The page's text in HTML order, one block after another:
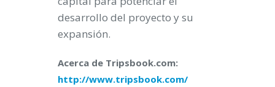
desarrollo del proyecto y su
expansión.
Acerca de Tripsbook.com:
http://www.tripsbook.com/